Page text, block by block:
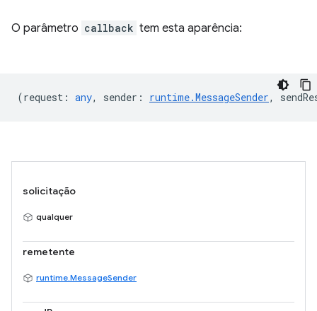
O parâmetro callback tem esta aparência:
(request : any, sender : runtime.MessageSender,
solicitação
qualquer
remetente
runtime.MessageSender